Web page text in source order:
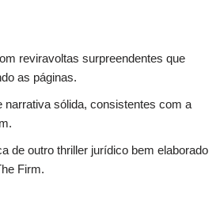
reviravoltas surpreendentes que
as páginas.
narrativa sólida, consistentes com a
de outro thriller jurídico bem elaborado
Firm.